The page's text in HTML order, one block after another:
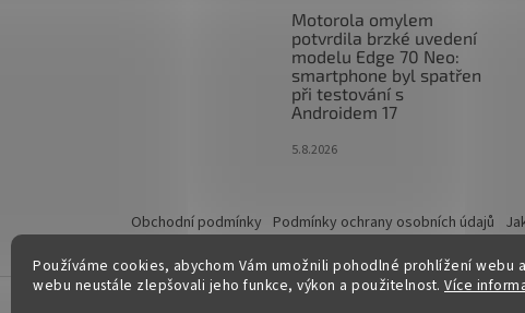
Používáme cookies, abychom Vám umožnili pohodlné prohlížení webu
webu neustále zlepšovali jeho funkce, výkon a použitelnost. Více
Motorola omylem
potvrdila brzké uvedení
modelu Edge 70 Neo:
smartphone byl spatřen
při testování s
Androidem 17
5.8.2026
Obchodní podmínky Podmínky ochrany osobních údajů